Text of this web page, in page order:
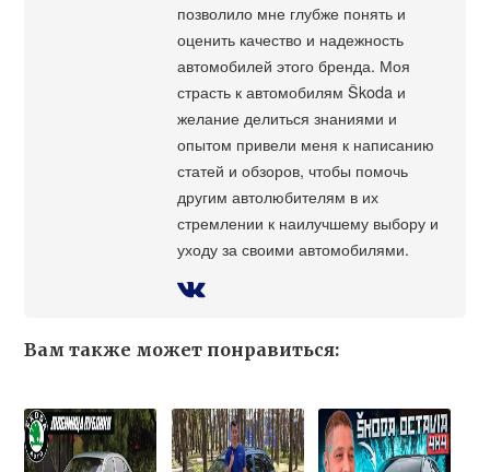
позволило мне глубже понять и
оценить качество и надежность
автомобилей этого бренда. Моя
страсть к автомобилям Škoda и
желание делиться знаниями и
опытом привели меня к написанию
статей и обзоров, чтобы помочь
другим автолюбителям в их
стремлении к наилучшему выбору и
уходу за своими автомобилями.
Вам также может понравиться: